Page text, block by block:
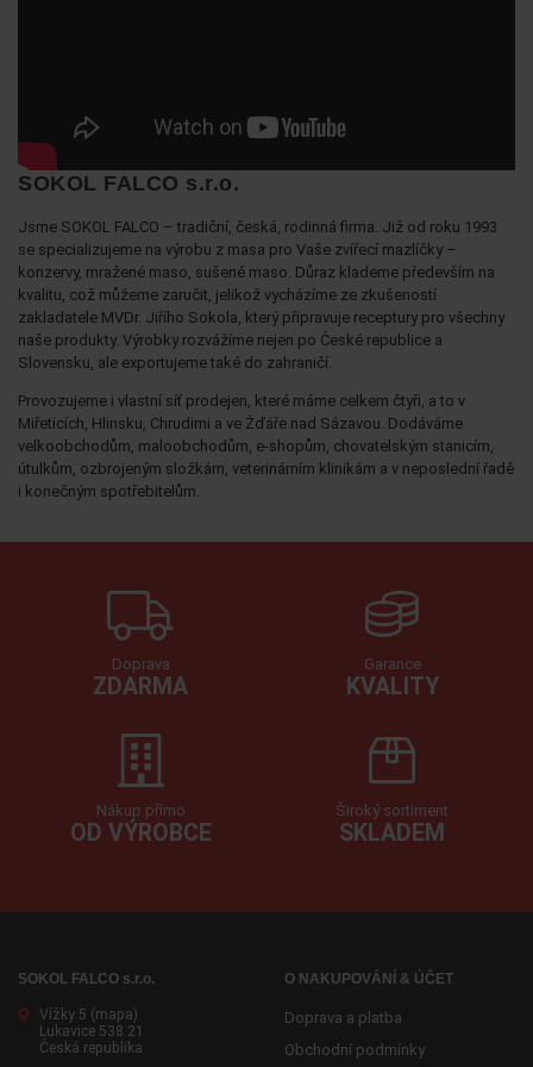
SOKOL FALCO s.r.o.
Jsme SOKOL FALCO – tradiční, česká, rodinná firma. Již od roku 1993
se specializujeme na výrobu z masa pro Vaše zvířecí mazlíčky –
konzervy, mražené maso, sušené maso. Důraz klademe především na
kvalitu, což můžeme zaručit, jelikož vycházíme ze zkušeností
zakladatele MVDr. Jiřího Sokola, který připravuje receptury pro všechny
naše produkty. Výrobky rozvážíme nejen po České republice a
Slovensku, ale exportujeme také do zahraničí.
Provozujeme i vlastní síť prodejen, které máme celkem čtyři, a to v
Miřeticích, Hlinsku, Chrudimi a ve Žďáře nad Sázavou. Dodáváme
velkoobchodům, maloobchodům, e-shopům, chovatelským stanicím,
útulkům, ozbrojeným složkám, veterinárním klinikám a v neposlední řadě
i konečným spotřebitelům.
Doprava
ZDARMA
Garance
KVALITY
Nákup přímo
OD VÝROBCE
Široký sortiment
SKLADEM
SOKOL FALCO s.r.o.
Vížky 5 (mapa)
Lukavice 538 21
Česká republika
O NAKUPOVÁNÍ & ÚČET
Doprava a platba
Obchodní podmínky